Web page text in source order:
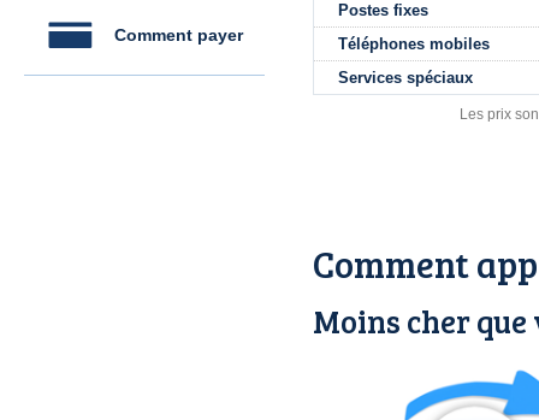
Comment payer
Postes fixes
Téléphones mobiles
Services spéciaux
Les prix
Comment
Moins cher